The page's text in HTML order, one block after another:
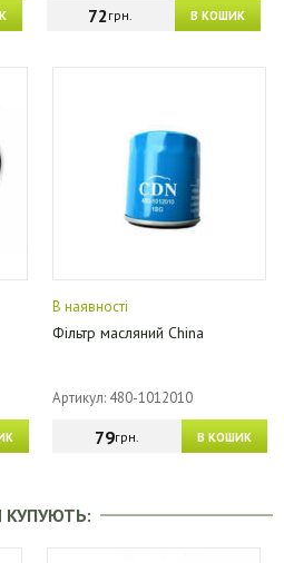
В КОШИК
72грн.
В наявності
Фільтр масляний China
Артикул: 480-1012010
В КОШИК
79грн.